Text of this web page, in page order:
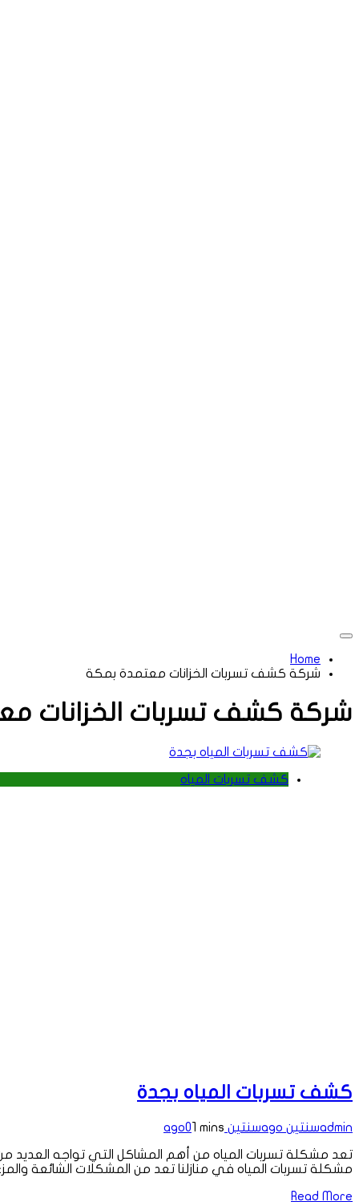
Home
شركة كشف تسربات الخزانات معتمدة بمكة
شركة كشف تسربات الخزانات
كشف تسربات المياه
كشف تسربات المياه بجدة
adminسنتين ago سنتين ago 01 mins
تعد مشكلة تسربات المياه من أهم المشاكل التي تواجه العديد
مشكلة تسربات المياه في منازلنا تعد من المشكلات الشائعة
Read More